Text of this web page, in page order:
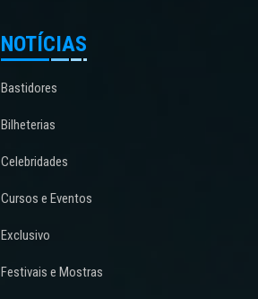
NOTÍCIAS
Bastidores
Bilheterias
Celebridades
Cursos e Eventos
Exclusivo
Festivais e Mostras